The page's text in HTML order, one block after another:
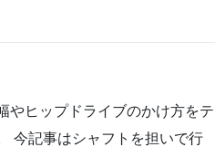
やヒップドライブのかけ方をテ
今記事はシャフトを担いで行